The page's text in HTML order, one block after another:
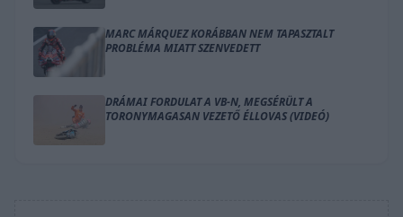
MARC MÁRQUEZ KORÁBBAN NEM TAPASZTALT
PROBLÉMA MIATT SZENVEDETT
DRÁMAI FORDULAT A VB-N, MEGSÉRÜLT A
TORONYMAGASAN VEZETŐ ÉLLOVAS (VIDEÓ)